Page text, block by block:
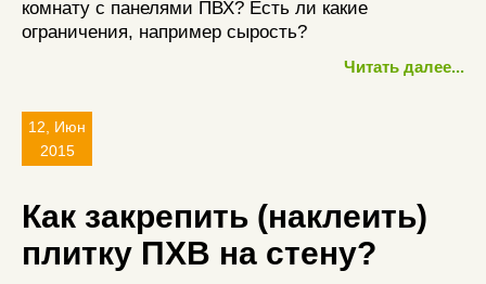
комнату с панелями ПВХ? Есть ли какие
ограничения, например сырость?
Читать далее...
12, Июн
2015
Как закрепить (наклеить)
плитку ПХВ на стену?